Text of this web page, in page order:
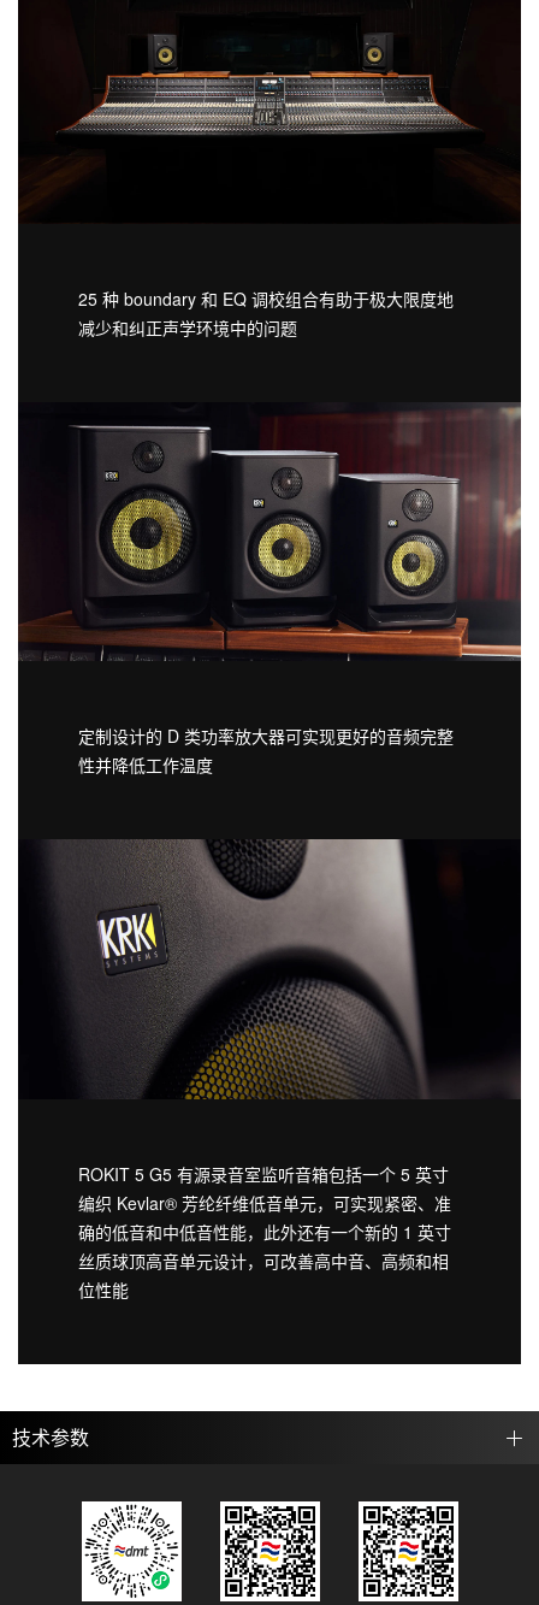
25 种 boundary 和 EQ 调校组合有助于极大限度地
减少和纠正声学环境中的问题
定制设计的 D 类功率放大器可实现更好的音频完整
性并降低工作温度
ROKIT 5 G5 有源录音室监听音箱包括一个 5 英寸
编织 Kevlar® 芳纶纤维低音单元，可实现紧密、准
确的低音和中低音性能，此外还有一个新的 1 英寸
丝质球顶高音单元设计，可改善高中音、高频和相
位性能
技术参数